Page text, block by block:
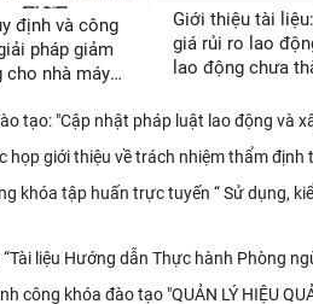
định và công
pháp giảm
nhà máy
Giới thiệu tài
giá rủi ro lao
lao động chưa
tạo: "Cập nhật pháp luật lao động và
họp giới thiệu về trách nhiệm thẩm
khóa tập huấn trực tuyến “ Sử dụng,
liệu Hướng dẫn Thực hành Phòng
công khóa đào tạo "QUẢN LÝ HIỆU